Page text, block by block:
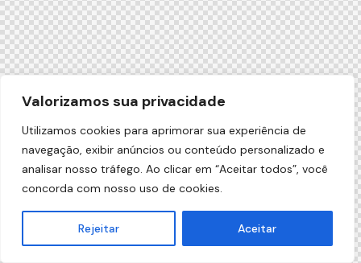
Valorizamos sua privacidade
Utilizamos cookies para aprimorar sua experiência de
navegação, exibir anúncios ou conteúdo personalizado e
analisar nosso tráfego. Ao clicar em “Aceitar todos”, você
concorda com nosso uso de cookies.
Rejeitar Aceitar